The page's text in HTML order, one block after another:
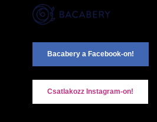
Bacabery a Facebook-on!
Csatlakozz Instagram-on!